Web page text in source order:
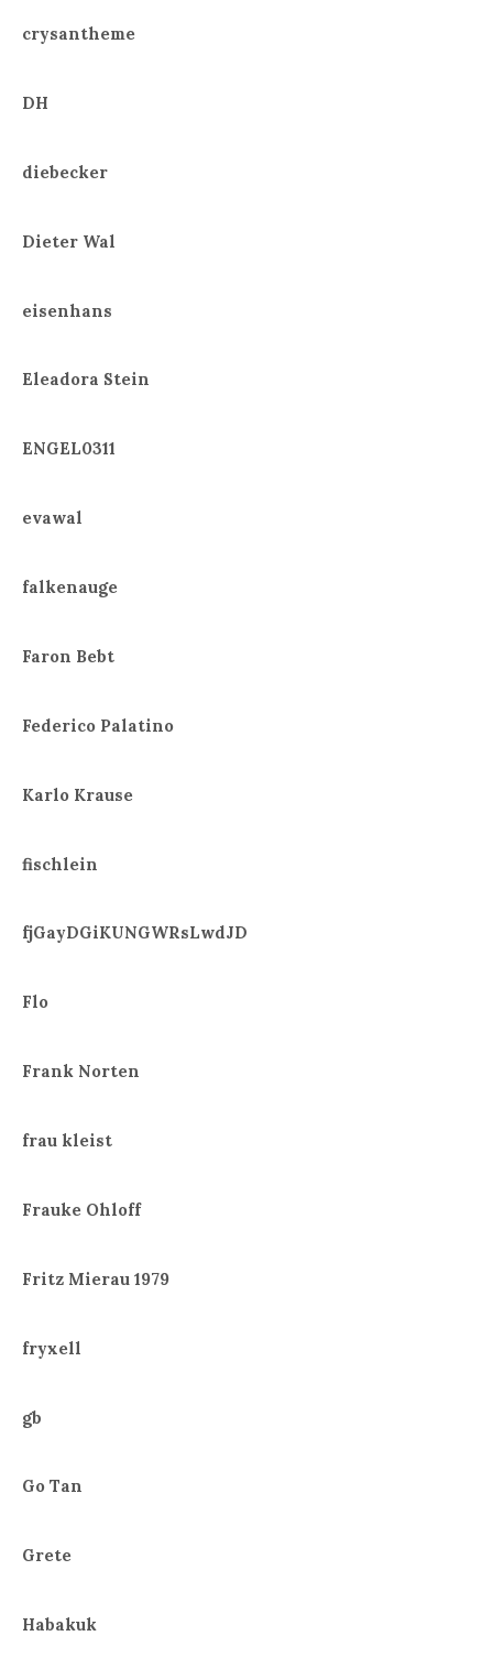
crysantheme
DH
diebecker
Dieter Wal
eisenhans
Eleadora Stein
ENGEL0311
evawal
falkenauge
Faron Bebt
Federico Palatino
Karlo Krause
fischlein
fjGayDGiKUNGWRsLwdJD
Flo
Frank Norten
frau kleist
Frauke Ohloff
Fritz Mierau 1979
fryxell
gb
Go Tan
Grete
Habakuk